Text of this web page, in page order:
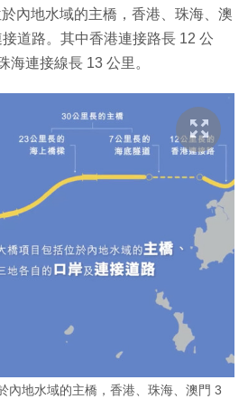
內地水域的主橋，香港、珠海、澳
道路。其中香港連接路長 12 公
海連接線長 13 公里。
內地水域的主橋，香港、珠海、澳門 3